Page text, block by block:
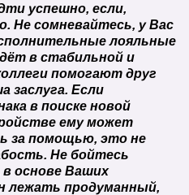
успешно, если,
Не сомневайтесь, у Вас
лояльные
в стабильной и
помогают друг
заслуга. Если
в поиске новой
ему может
за помощью, это не
Не бойтесь
основе Ваших
лежать продуманный,